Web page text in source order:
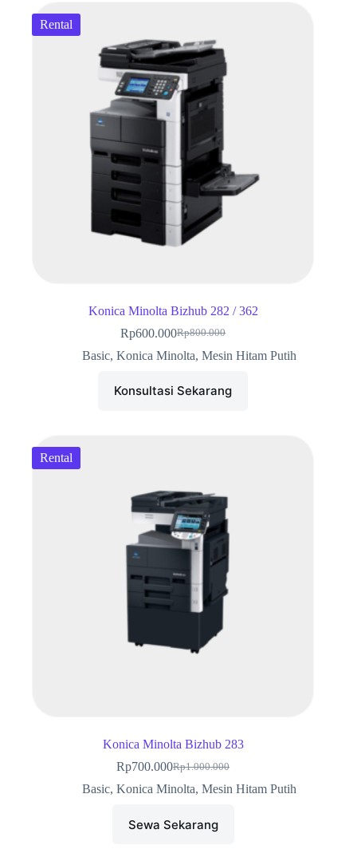
Rental
Konica Minolta Bizhub 282 / 362
Rp800.000
Harga
aslinya
Rp800.000.
Rp600.000Harga
saat
adalah:
Rp600.000.
Basic, Konica Minolta, Mesin Hitam Putih
Konsultasi Sekarang
Rental
Konica Minolta Bizhub 283
Rp1.000.000
Harga
aslinya
Rp700.000Harga
saat
Rp700.000.
Basic, Konica Minolta, Mesin Hitam Putih
Sewa Sekarang